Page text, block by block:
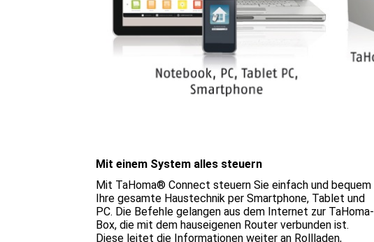
Mit einem System alles steuern
Mit TaHoma® Connect steuern Sie einfach und bequem
Ihre gesamte Haustechnik per Smartphone, Tablet und
PC. Die Befehle gelangen aus dem Internet zur TaHoma-
Box, die mit dem hauseigenen Router verbunden ist.
Diese leitet die Informationen weiter an Rollladen,